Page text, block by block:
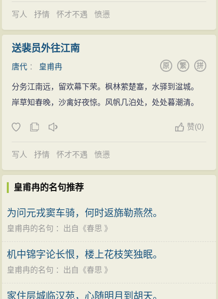
写人 抒情 怀才不遇 愤懑
送裴员外往江南
唐代 ： 皇甫冉 拼
繁
原
分务江南远，留欢幕下荣。枫林萦楚塞，水驿到湓城。
岸草知春晚，沙禽好夜惊。风帆几泊处，处处暮潮清。
赞(0)
写人 抒情 怀才不遇 愤懑
皇甫冉的名句推荐
为问元戎窦车骑，何时返旆勒燕然。
皇甫冉的名句 ：出自《春思 》
机中锦字论长恨，楼上花枝笑独眠。
皇甫冉的名句 ：出自《春思 》
家住层城临汉苑，心随明月到胡天。